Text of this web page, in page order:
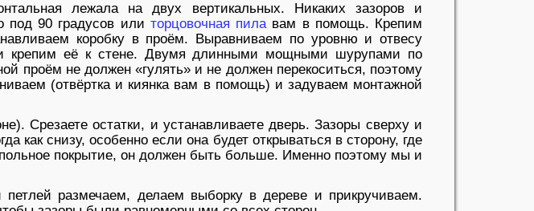
лежала на двух вертикальных. Никаких зазоров и
под 90 градусов или торцовочная пилавам в помощь. Крепим
коробку в проём. Выравниваем по уровню и отвесу
крепим её к стене. Двумя длинными мощными шурупами по
проём не должен «гулять» и не должен перекоситься, поэтому
(отвёртка и киянка вам в помощь) и задуваем монтажной
Срезаете остатки, и устанавливаете дверь. Зазоры сверху и
как снизу, особенно если она будет открываться в сторону, где
покрытие, он должен быть больше. Именно поэтому мы и
петлей размечаем, делаем выборку в дереве и прикручиваем.